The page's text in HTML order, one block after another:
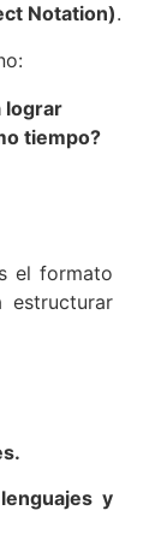
Notation).
lograr
tiempo?
el formato
estructurar
y